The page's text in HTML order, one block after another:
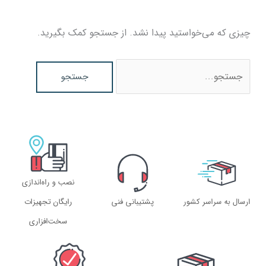
چیزی که می‌خواستید پیدا نشد. از جستجو کمک بگیرید.
ارسال به سراسر کشور پشتیبانی فنی
نصب و راه‌اندازی
رایگان تجهیزات
سخت‌افزاری